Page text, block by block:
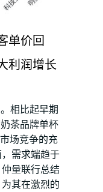
单价回
利润增长
相比起早期
茶品牌单杯
场竞争的充
需求端趋于
量联行总结
其在激烈的